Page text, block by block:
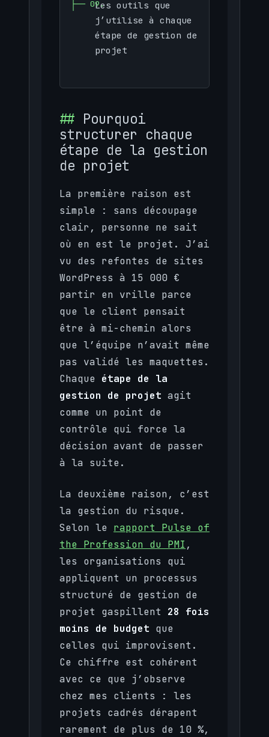
Les outils que
j’utilise à chaque
étape de gestion de
projet
Pourquoi
structurer chaque
étape de la gestion
de projet
La première raison est
simple : sans découpage
clair, personne ne sait
où en est le projet. J’ai
vu des refontes de sites
WordPress à 15 000 €
partir en vrille parce
que le client pensait
être à mi-chemin alors
que l’équipe n’avait même
pas validé les maquettes.
Chaque étape de la
gestion de projet agit
comme un point de
contrôle qui force la
décision avant de passer
à la suite.
La deuxième raison, c’est
la gestion du risque.
Selon le rapport Pulse of
the Profession du PMI ,
les organisations qui
appliquent un processus
structuré de gestion de
projet gaspillent 28 fois
moins de budget que
celles qui improvisent.
Ce chiffre est cohérent
avec ce que j’observe
chez mes clients : les
projets cadrés dérapent
rarement de plus de 10 %,